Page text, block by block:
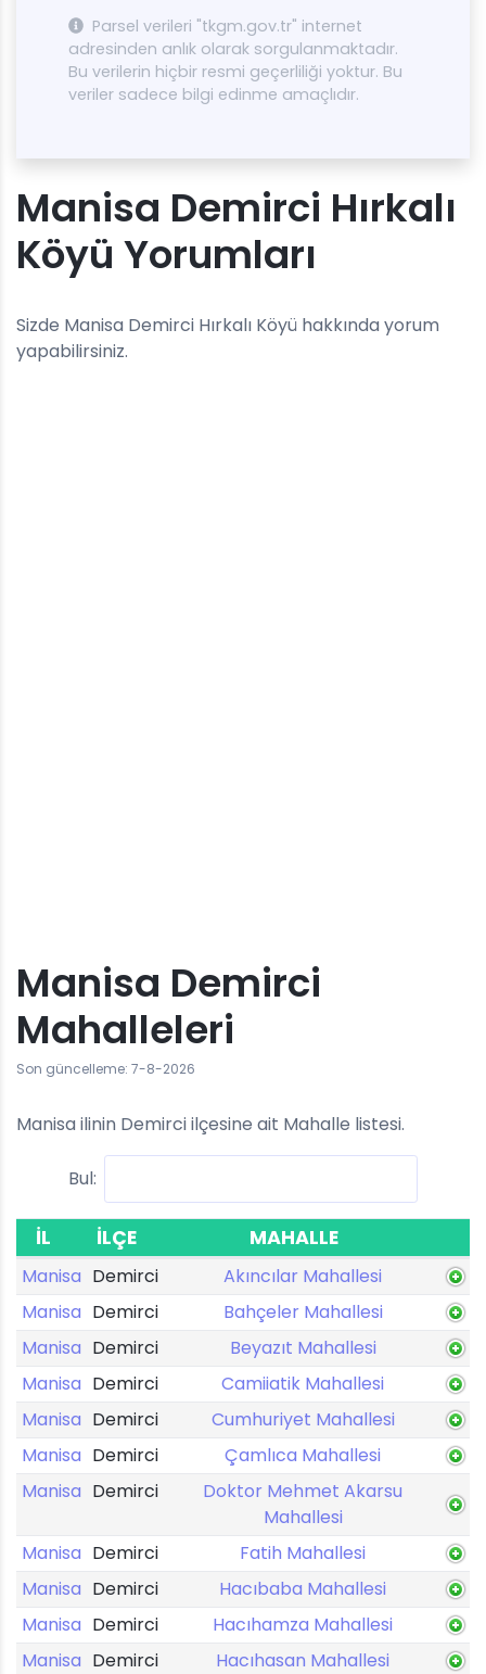
Parsel verileri "tkgm.gov.tr" internet
adresinden anlık olarak sorgulanmaktadır.
Bu verilerin hiçbir resmi geçerliliği yoktur. Bu
veriler sadece bilgi edinme amaçlıdır.
Manisa Demirci Hırkalı
Köyü Yorumları
Sizde Manisa Demirci Hırkalı Köyü hakkında yorum
yapabilirsiniz.
Manisa Demirci
Mahalleleri
Son güncelleme: 7-8-2026
Manisa ilinin Demirci ilçesine ait Mahalle listesi.
Bul:
İL İLÇE MAHALLE
Manisa Demirci
Akıncılar Mahallesi
Manisa Demirci
Bahçeler Mahallesi
Manisa Demirci
Beyazıt Mahallesi
Manisa Demirci
Camiiatik Mahallesi
Manisa Demirci
Cumhuriyet Mahallesi
Manisa Demirci
Çamlıca Mahallesi
Manisa Demirci
Doktor Mehmet Akarsu
Mahallesi
Manisa Demirci
Fatih Mahallesi
Manisa Demirci
Hacıbaba Mahallesi
Manisa Demirci
Hacıhamza Mahallesi
Manisa Demirci
Hacıhasan Mahallesi